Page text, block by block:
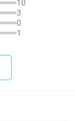
10
3
0
1